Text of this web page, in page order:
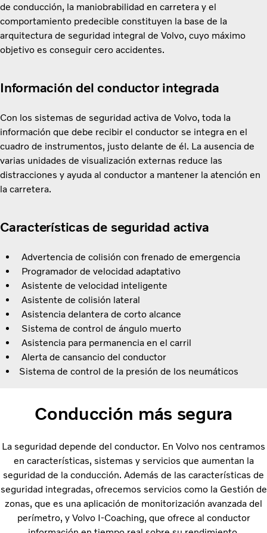
de conducción, la maniobrabilidad en carretera y el
comportamiento predecible constituyen la base de la
arquitectura de seguridad integral de Volvo, cuyo máximo
objetivo es conseguir cero accidentes.
Información del conductor integrada
Con los sistemas de seguridad activa de Volvo, toda la
información que debe recibir el conductor se integra en el
cuadro de instrumentos, justo delante de él. La ausencia de
varias unidades de visualización externas reduce las
distracciones y ayuda al conductor a mantener la atención en
la carretera.
Características de seguridad activa
Advertencia de colisión con frenado de emergencia
Programador de velocidad adaptativo
Asistente de velocidad inteligente
Asistente de colisión lateral
Asistencia delantera de corto alcance
Sistema de control de ángulo muerto
Asistencia para permanencia en el carril
Alerta de cansancio del conductor
Sistema de control de la presión de los neumáticos
Conducción más segura
La seguridad depende del conductor. En Volvo nos centramos
en características, sistemas y servicios que aumentan la
seguridad de la conducción. Además de las características de
seguridad integradas, ofrecemos servicios como la Gestión de
zonas, que es una aplicación de monitorización avanzada del
perímetro, y Volvo I-Coaching, que ofrece al conductor